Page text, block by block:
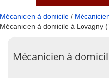
Mécanicien à domicile /
Mécanicien à domicile à Lovagny
Mécanicien à